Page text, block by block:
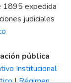
1895 expedida
judiciales
pública
Institucional